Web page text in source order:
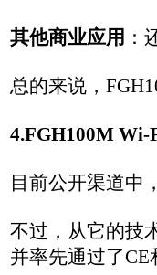
相关文章
标签： 刘工说Wi-Fi-